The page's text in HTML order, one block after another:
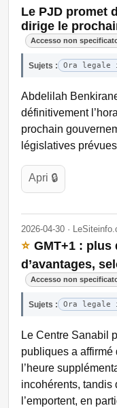
Le PJD promet
dirige le
Accesso non
Sujets : Ora legale
Abdelilah
définitivement
prochain
législatives
Apri 🔒
2026-04-30 ·
⭐ GMT+1 : plus
d’avantages,
Accesso non
Sujets : Ora legale
Le Centre Sanabil
publiques a
l’heure
incohérents, tandis
l’emportent, en